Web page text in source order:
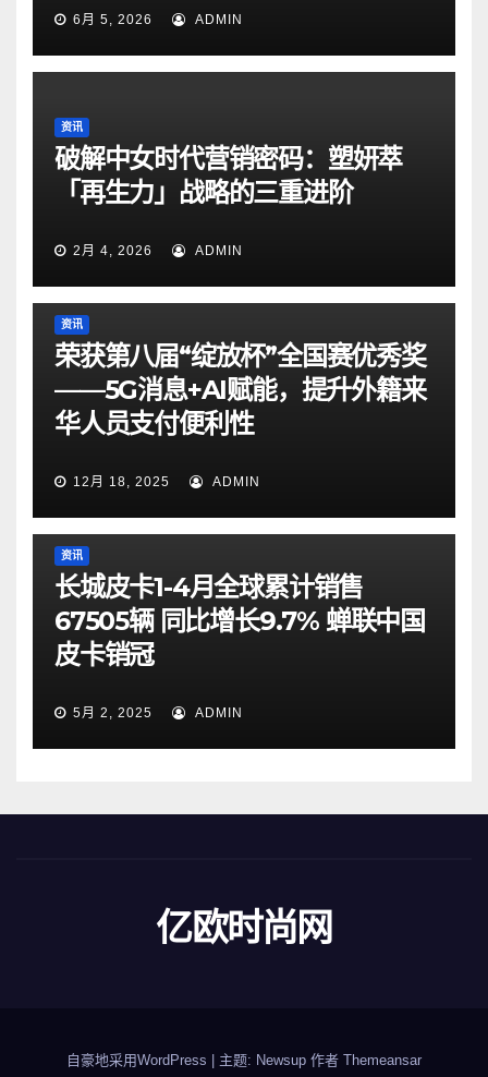
6月 5, 2026 ADMIN
资讯
破解中女时代营销密码：塑妍萃
「再生力」战略的三重进阶
2月 4, 2026 ADMIN
资讯
荣获第八届“绽放杯”全国赛优秀奖
——5G消息+AI赋能，提升外籍来
华人员支付便利性
12月 18, 2025 ADMIN
资讯
长城皮卡1-4月全球累计销售
67505辆 同比增长9.7% 蝉联中国
皮卡销冠
5月 2, 2025 ADMIN
亿欧时尚网
自豪地采用WordPress 主题: Newsup 作者 Themeansar